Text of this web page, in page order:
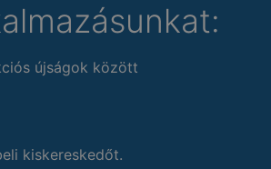
újságok között
kiskereskedőt.